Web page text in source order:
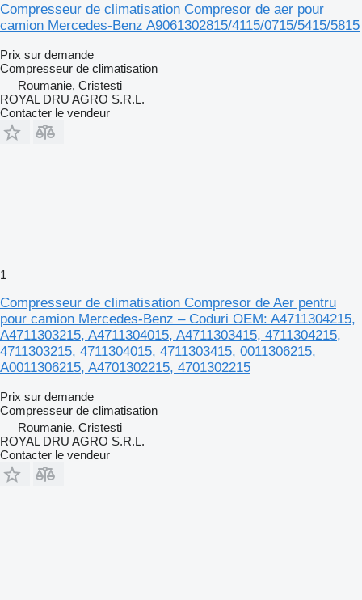
Compresseur de climatisation Compresor de aer pour
camion Mercedes-Benz A9061302815/4115/0715/5415/5815
Prix sur demande
Compresseur de climatisation
Roumanie, Cristesti
ROYAL DRU AGRO S.R.L.
Contacter le vendeur
1
Compresseur de climatisation Compresor de Aer pentru
pour camion Mercedes-Benz – Coduri OEM: A4711304215,
A4711303215, A4711304015, A4711303415, 4711304215,
4711303215, 4711304015, 4711303415, 0011306215,
A0011306215, A4701302215, 4701302215
Prix sur demande
Compresseur de climatisation
Roumanie, Cristesti
ROYAL DRU AGRO S.R.L.
Contacter le vendeur